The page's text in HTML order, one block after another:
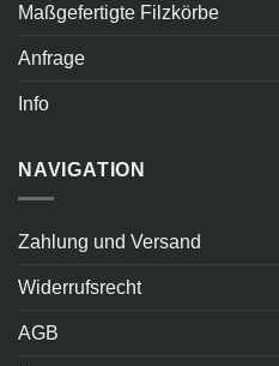
Maßgefertigte Filzkörbe
Anfrage
Info
NAVIGATION
Zahlung und Versand
Widerrufsrecht
AGB